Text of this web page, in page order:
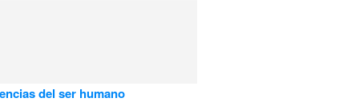
del ser humano